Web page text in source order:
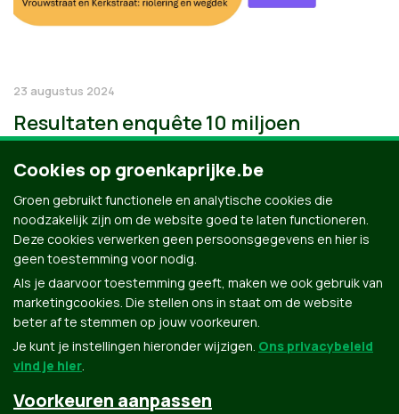
23 augustus 2024
Resultaten enquête 10 miljoen
Cookies op groenkaprijke.be
Groen gebruikt functionele en analytische cookies die
noodzakelijk zijn om de website goed te laten functioneren.
Deze cookies verwerken geen persoonsgegevens en hier is
geen toestemming voor nodig.
Als je daarvoor toestemming geeft, maken we ook gebruik van
marketingcookies. Die stellen ons in staat om de website
beter af te stemmen op jouw voorkeuren.
Je kunt je instellingen hieronder wijzigen. Ons privacybeleid
vind je hier.
Voorkeuren aanpassen